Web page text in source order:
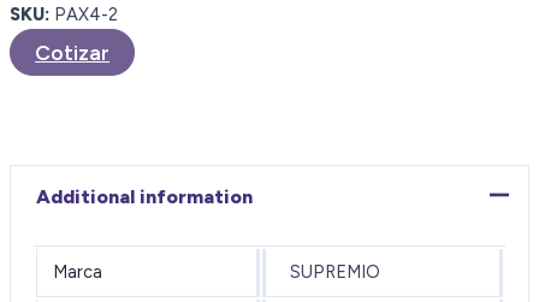
SKU: PAX4-2
Cotizar
Additional information
Marca SUPREMIO